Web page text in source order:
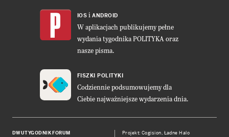
IOS i ANDROID
W aplikacjach publikujemy pełne
wydania tygodnika POLITYKA oraz
nasze pisma.
FISZKI POLITYKI
Codziennie podsumowujemy dla
Ciebie najważniejsze wydarzenia dnia.
DWUTYGODNIK FORUM Projekt:Cogision, Ładne Halo